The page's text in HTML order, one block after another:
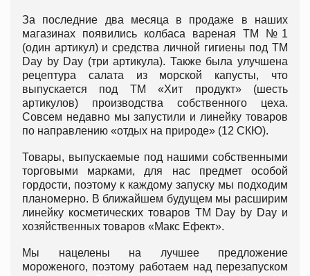
За последние два месяца в продаже в наших
магазинах появились колбаса вареная ТМ №1
(один артикул) и средства личной гигиены под ТМ
Day by Day (три артикула). Также была улучшена
рецептура салата из морской капусты, что
выпускается под ТМ «Хит продукт» (шесть
артикулов) производства собственного цеха.
Совсем недавно мы запустили и линейку товаров
по направлению «отдых на природе» (12 СКЮ).
Товары, выпускаемые под нашими собственными
торговыми марками, для нас предмет особой
гордости, поэтому к каждому запуску мы подходим
планомерно. В ближайшем будущем мы расширим
линейку косметических товаров ТМ Day by Day и
хозяйственных товаров «Макс Ефект».
Мы нацелены на лучшее предложение
мороженого, поэтому работаем над перезапуском